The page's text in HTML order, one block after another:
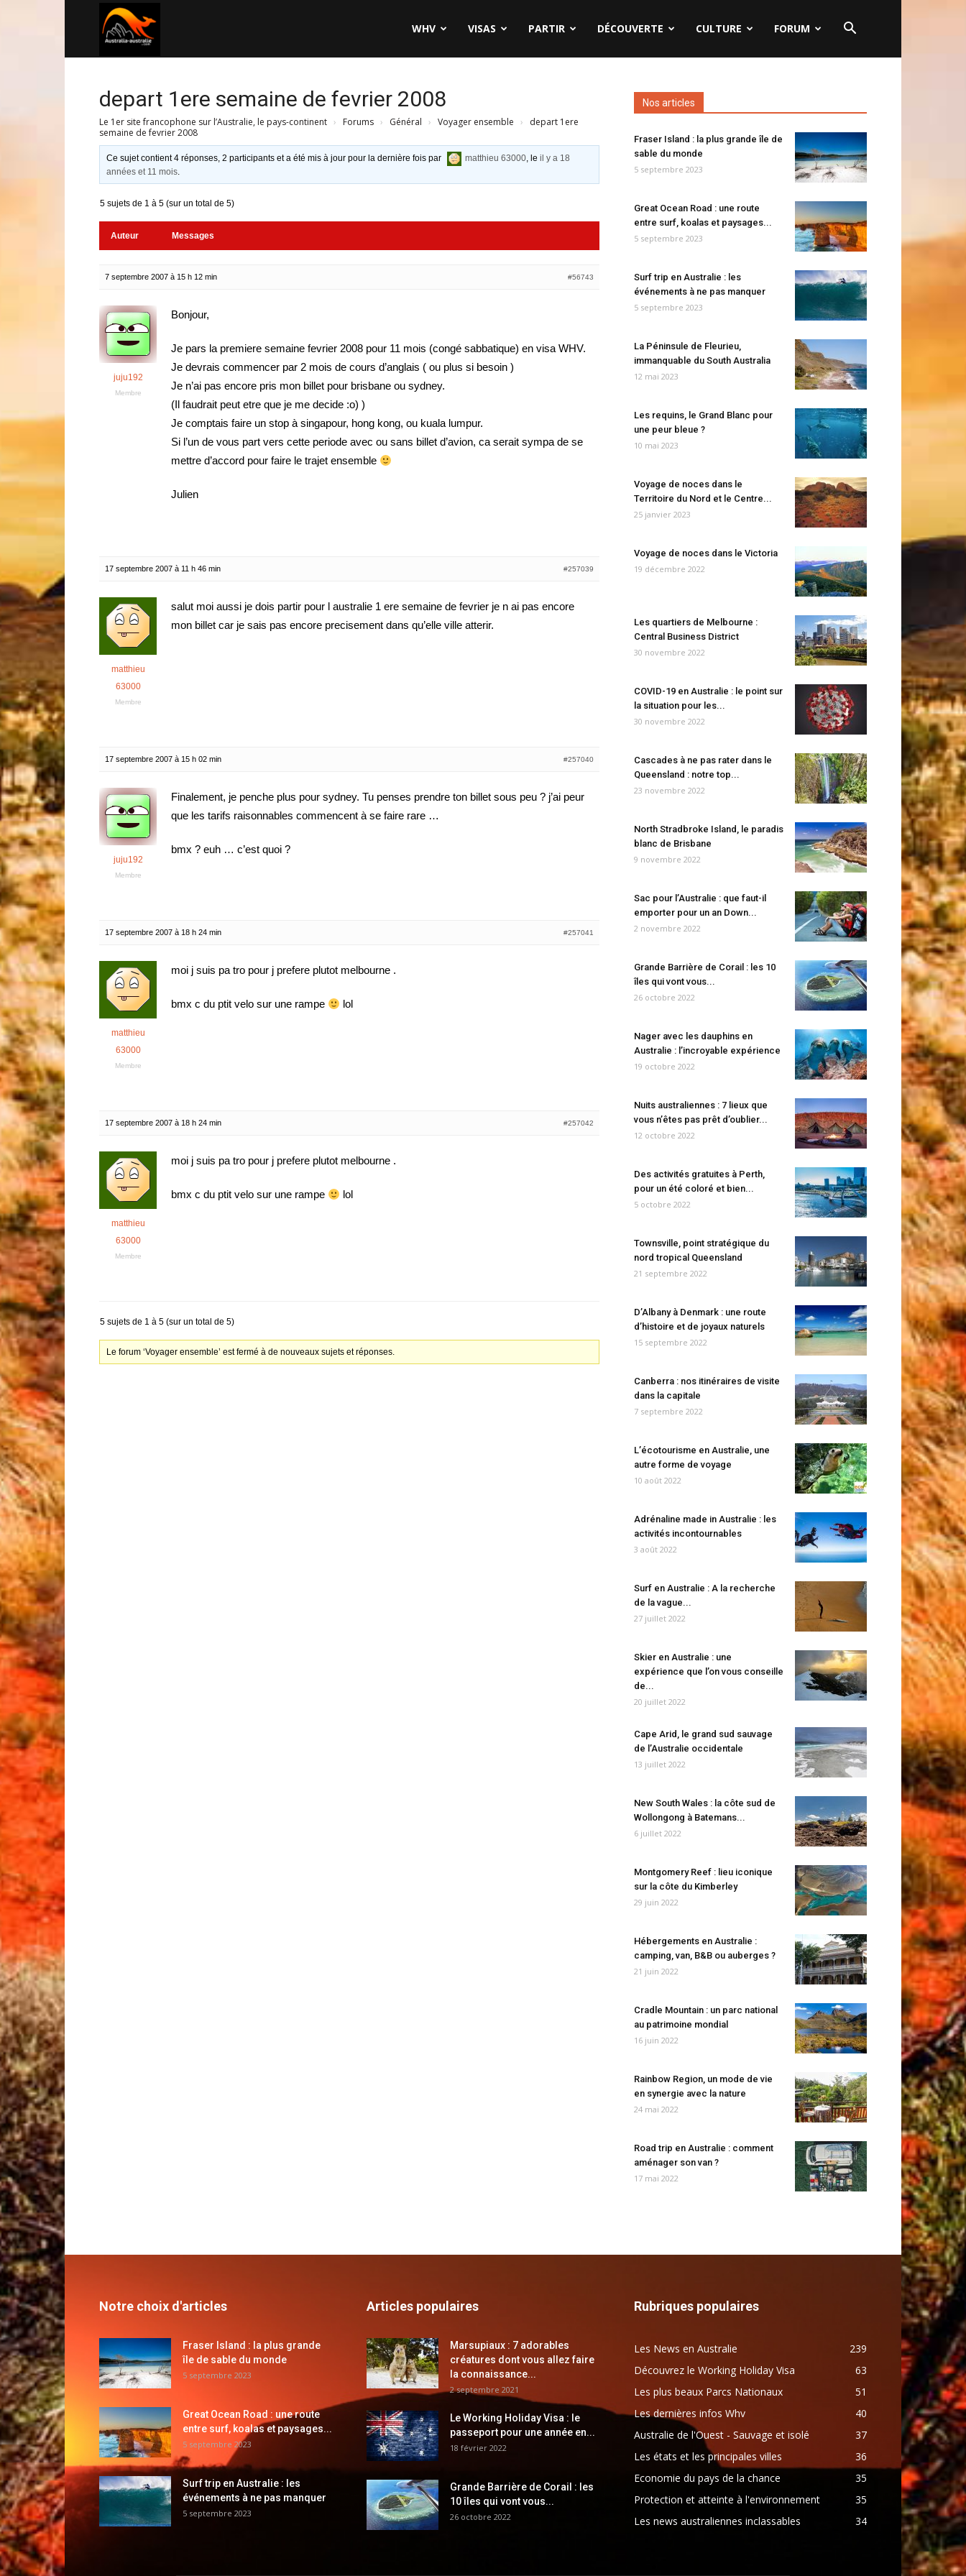
WHV VISAS PARTIR DÉCOUVERTE CULTURE FORUM
depart 1ere semaine de fevrier 2008
Le 1er site francophone sur l’Australie, le pays-continent › Forums › Général › Voyager ensemble ›
depart 1ere
semaine de fevrier 2008
Ce sujet contient 4 réponses, 2 participants et a été mis à jour pour la dernière fois par matthieu 63000, leil y a 18
années et 11 mois.
5 sujets de 1 à 5 (sur un total de 5)
Auteur Messages
7 septembre 2007 à 15 h 12 min #56743
juju192
Membre
Bonjour,
Je pars la premiere semaine fevrier 2008 pour 11 mois (congé sabbatique) en visa WHV.
Je devrais commencer par 2 mois de cours d’anglais ( ou plus si besoin )
Je n’ai pas encore pris mon billet pour brisbane ou sydney.
(Il faudrait peut etre que je me decide :o) )
Je comptais faire un stop à singapour, hong kong, ou kuala lumpur.
Si l’un de vous part vers cette periode avec ou sans billet d’avion, ca serait sympa de se
mettre d’accord pour faire le trajet ensemble
Julien
17 septembre 2007 à 11 h 46 min #257039
matthieu
63000
Membre
salut moi aussi je dois partir pour l australie 1 ere semaine de fevrier je n ai pas encore
mon billet car je sais pas encore precisement dans qu’elle ville atterir.
17 septembre 2007 à 15 h 02 min #257040
juju192
Membre
Finalement, je penche plus pour sydney. Tu penses prendre ton billet sous peu ? j’ai peur
que les tarifs raisonnables commencent à se faire rare …
bmx ? euh … c’est quoi ?
17 septembre 2007 à 18 h 24 min #257041
matthieu
63000
Membre
moi j suis pa tro pour j prefere plutot melbourne .
bmx c du ptit velo sur une rampe lol
17 septembre 2007 à 18 h 24 min #257042
matthieu
63000
Membre
moi j suis pa tro pour j prefere plutot melbourne .
bmx c du ptit velo sur une rampe lol
5 sujets de 1 à 5 (sur un total de 5)
Le forum ‘Voyager ensemble’ est fermé à de nouveaux sujets et réponses.
Nos articles
Fraser Island : la plus grande île de
sable du monde
5 septembre 2023
Great Ocean Road : une route
entre surf, koalas et paysages...
5 septembre 2023
Surf trip en Australie : les
événements à ne pas manquer
5 septembre 2023
La Péninsule de Fleurieu,
immanquable du South Australia
12 mai 2023
Les requins, le Grand Blanc pour
une peur bleue ?
10 mai 2023
Voyage de noces dans le
Territoire du Nord et le Centre...
25 janvier 2023
Voyage de noces dans le Victoria
19 décembre 2022
Les quartiers de Melbourne :
Central Business District
30 novembre 2022
COVID-19 en Australie : le point sur
la situation pour les...
30 novembre 2022
Cascades à ne pas rater dans le
Queensland : notre top...
23 novembre 2022
North Stradbroke Island, le paradis
blanc de Brisbane
9 novembre 2022
Sac pour l’Australie : que faut-il
emporter pour un an Down...
2 novembre 2022
Grande Barrière de Corail : les 10
îles qui vont vous...
26 octobre 2022
Nager avec les dauphins en
Australie : l’incroyable expérience
19 octobre 2022
Nuits australiennes : 7 lieux que
vous n’êtes pas prêt d’oublier...
12 octobre 2022
Des activités gratuites à Perth,
pour un été coloré et bien...
5 octobre 2022
Townsville, point stratégique du
nord tropical Queensland
21 septembre 2022
D’Albany à Denmark : une route
d’histoire et de joyaux naturels
15 septembre 2022
Canberra : nos itinéraires de visite
dans la capitale
7 septembre 2022
L’écotourisme en Australie, une
autre forme de voyage
10 août 2022
Adrénaline made in Australie : les
activités incontournables
3 août 2022
Surf en Australie : A la recherche
de la vague...
27 juillet 2022
Skier en Australie : une
expérience que l’on vous conseille
de...
20 juillet 2022
Cape Arid, le grand sud sauvage
de l’Australie occidentale
13 juillet 2022
New South Wales : la côte sud de
Wollongong à Batemans...
6 juillet 2022
Montgomery Reef : lieu iconique
sur la côte du Kimberley
29 juin 2022
Hébergements en Australie :
camping, van, B&B ou auberges ?
21 juin 2022
Cradle Mountain : un parc national
au patrimoine mondial
16 juin 2022
Rainbow Region, un mode de vie
en synergie avec la nature
24 mai 2022
Road trip en Australie : comment
aménager son van ?
17 mai 2022
Notre choix d'articles
Fraser Island : la plus grande
île de sable du monde
5 septembre 2023
Great Ocean Road : une route
entre surf, koalas et paysages...
5 septembre 2023
Surf trip en Australie : les
événements à ne pas manquer
5 septembre 2023
Articles populaires
Marsupiaux : 7 adorables
créatures dont vous allez faire
la connaissance...
2 septembre 2021
Le Working Holiday Visa : le
passeport pour une année en...
18 février 2022
Grande Barrière de Corail : les
10 îles qui vont vous...
26 octobre 2022
Rubriques populaires
Les News en Australie
239
Découvrez le Working Holiday Visa
63
Les plus beaux Parcs Nationaux
51
Les dernières infos Whv
40
Australie de l'Ouest - Sauvage et isolé
37
Les états et les principales villes
36
Economie du pays de la chance
35
Protection et atteinte à l'environnement
35
Les news australiennes inclassables
34